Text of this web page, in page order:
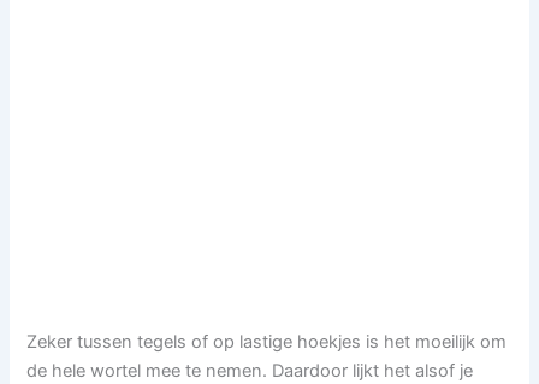
Zeker tussen tegels of op lastige hoekjes is het moeilijk om
de hele wortel mee te nemen. Daardoor lijkt het alsof je